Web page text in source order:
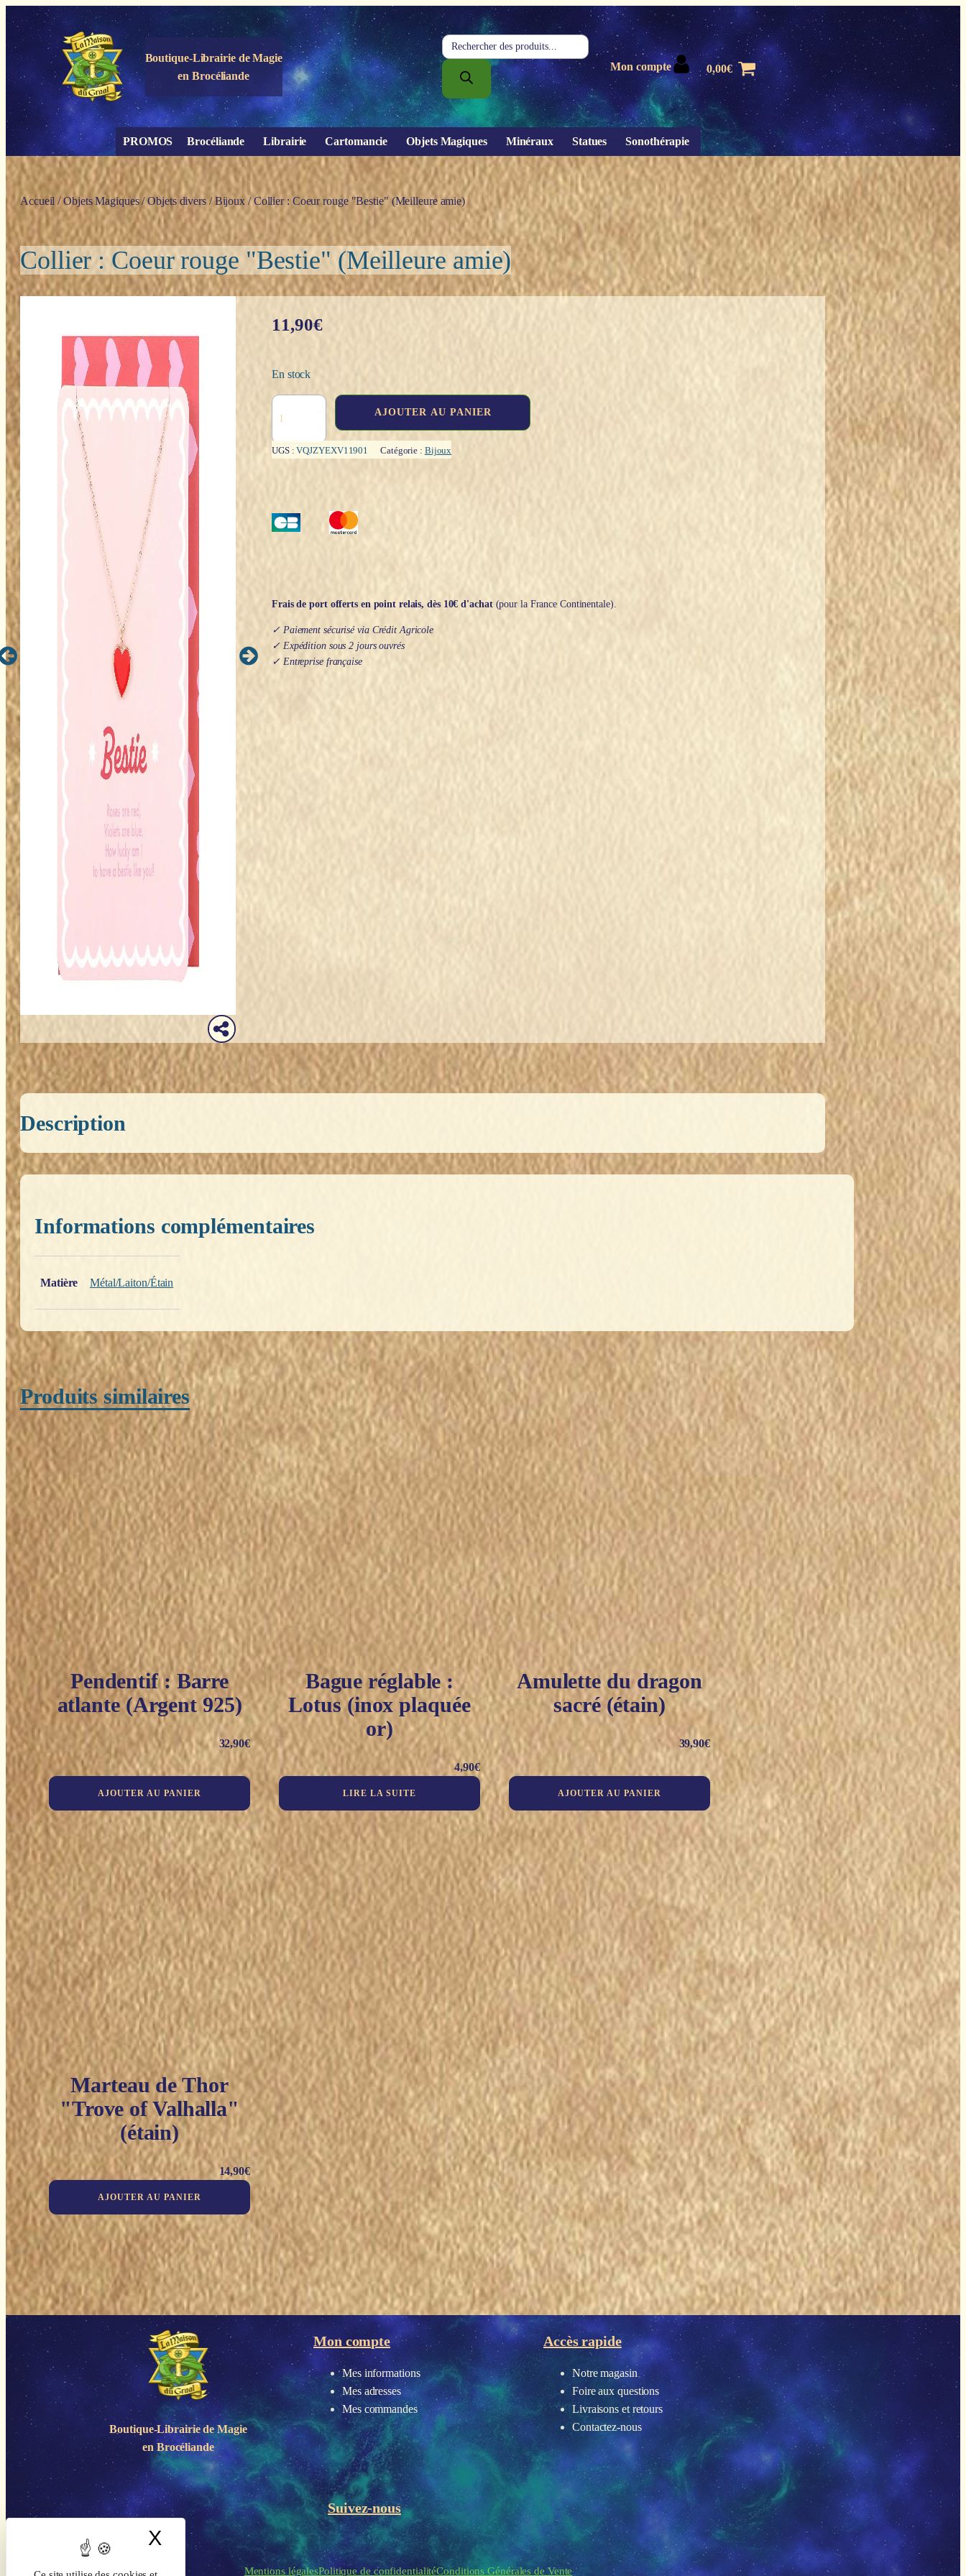
Panneau de gestion des cookies
X Masquer le bandeau des cookies
Boutique-Librairie deMagie
en Brocéliande
Recherche
de
produits
Mon compte 0,00€
PROMOS Brocéliande Librairie Cartomancie Objets Magiques Minéraux Statues Sonothérapie
Accueil /Objets Magiques/Objets divers/Bijoux/ Collier : Coeur rouge "Bestie" (Meilleure amie)
Collier : Coeur rouge "Bestie" (Meilleure amie)
11,90€
En stock
:
Coeur
amie)
AJOUTER AU PANIER
UGS :VQJZYEXV11901 Catégorie : Bijoux
Frais de port offerts en point relais, dès 10€ d'achat(pour la France Continentale).
✓ Paiement sécurisé via Crédit Agricole
✓ Expédition sous 2 jours ouvrés
✓ Entreprise française
Description
Informations complémentaires
Matière
Métal/Laiton/Étain
Produits similaires
Pendentif : Barre
atlante (Argent 925)
32,90€
AJOUTER AU PANIER
Bague réglable :
Lotus (inox plaquée
or)
4,90€
LIRE LA SUITE
Amulette du dragon
sacré (étain)
39,90€
AJOUTER AU PANIER
Marteau de Thor
"Trove of Valhalla"
(étain)
14,90€
AJOUTER AU PANIER
Boutique-Librairie deMagie
en Brocéliande
Mon compte
Mes informations
Mes adresses
Mes commandes
Accès rapide
Notre magasin
Foire aux questions
Livraisons et retours
Contactez-nous
Suivez-nous
Mentions légalesPolitique de confidentialitéConditions Générales de Vente